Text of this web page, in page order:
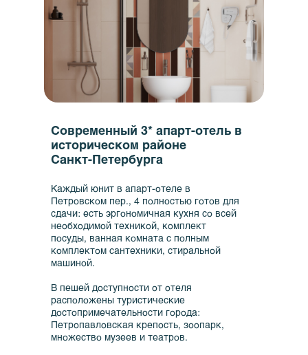
Современный 3* апарт-отель в
историческом районе
Санкт-Петербурга
Каждый юнит в апарт-отеле в
Петровском пер., 4 полностью готов для
сдачи: есть эргономичная кухня со всей
необходимой техникой, комплект
посуды, ванная комната с полным
комплектом сантехники, стиральной
машиной.
В пешей доступности от отеля
расположены туристические
достопримечательности города:
Петропавловская крепость, зоопарк,
множество музеев и театров.